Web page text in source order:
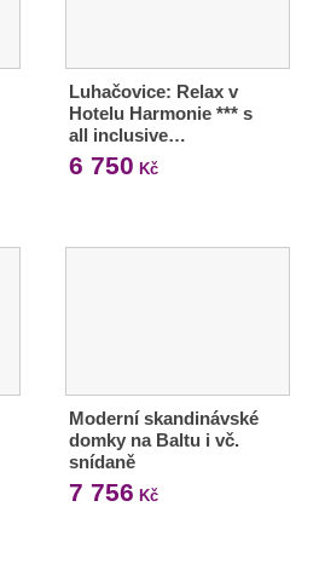
Luhačovice: Relax v
Hotelu Harmonie *** s
all inclusive…
6 750 Kč
Moderní skandinávské
domky na Baltu i vč.
snídaně
7 756 Kč